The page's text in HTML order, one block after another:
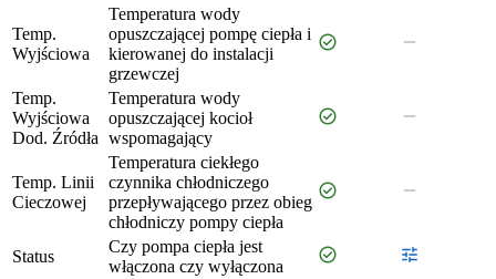
Temp.
Wyjściowa
Temperatura wody
opuszczającej pompę ciepła i
kierowanej do instalacji
grzewczej
check_circle remove
Temp.
Wyjściowa
Dod. Źródła
Temperatura wody
opuszczającej kocioł
wspomagający
check_circle remove
Temp. Linii
Cieczowej
Temperatura ciekłego
czynnika chłodniczego
przepływającego przez obieg
chłodniczy pompy ciepła
check_circle remove
Status
Czy pompa ciepła jest
włączona czy wyłączona
check_circle tune